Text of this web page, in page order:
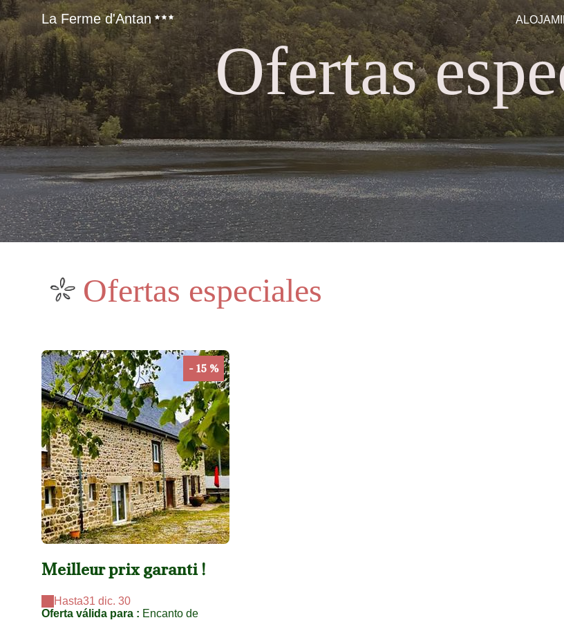
La Ferme d'Antan
Ofertas
Ofertas especiales
- 15 %
Meilleur prix garanti !
Hasta31 dic. 30
Oferta válida para : Encanto de